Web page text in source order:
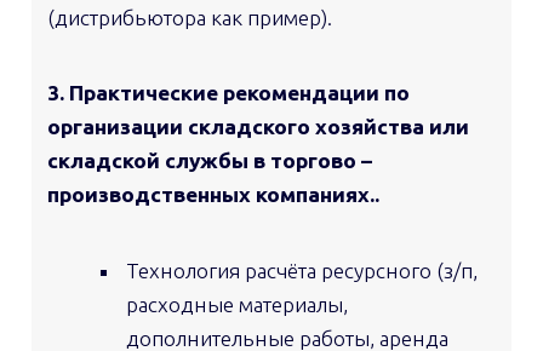
(дистрибьютора как пример).
3. Практические рекомендации по
организации складского хозяйства или
складской службы в торгово –
производственных компаниях..
Технология расчёта ресурсного (з/п,
расходные материалы,
дополнительные работы, аренда